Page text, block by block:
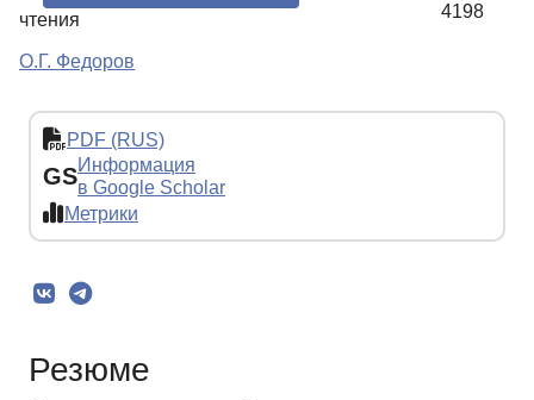
чтения
4198
О.Г. Федоров
PDF (RUS)
GSИнформация
в Google Scholar
Метрики
Резюме